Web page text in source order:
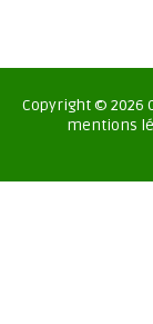
Copyright © 2026
mentions